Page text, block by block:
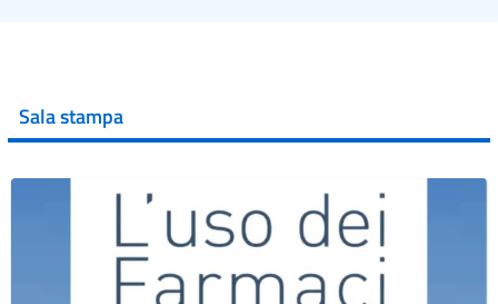
Sala stampa